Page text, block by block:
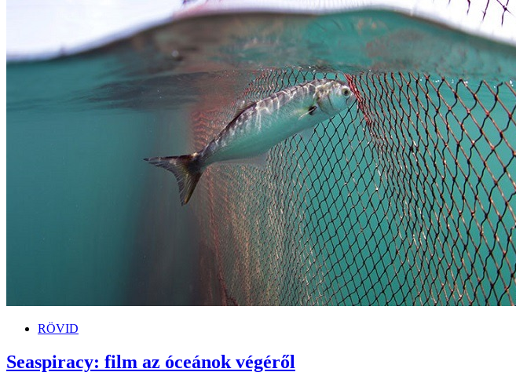
RÖVID
Seaspiracy: film az óceánok végéről